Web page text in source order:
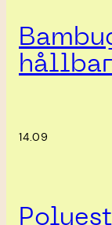
14.09